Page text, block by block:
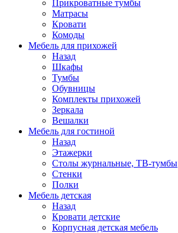
Прикроватные тумбы
Матрасы
Кровати
Комоды
Мебель для прихожей
Назад
Шкафы
Тумбы
Обувницы
Комплекты прихожей
Зеркала
Вешалки
Мебель для гостиной
Назад
Этажерки
Столы журнальные, ТВ-тумбы
Стенки
Полки
Мебель детская
Назад
Кровати детские
Корпусная детская мебель